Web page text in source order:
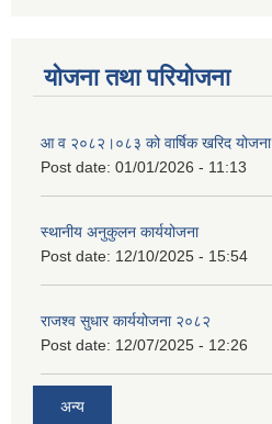
योजना तथा परियोजना
आ व २०८२।०८३ को वार्षिक खरिद योजना
Post date: 01/01/2026 - 11:13
स्थानीय अनुकुलन कार्ययोजना
Post date: 12/10/2025 - 15:54
राजश्व सुधार कार्ययोजना २०८२
Post date: 12/07/2025 - 12:26
अन्य